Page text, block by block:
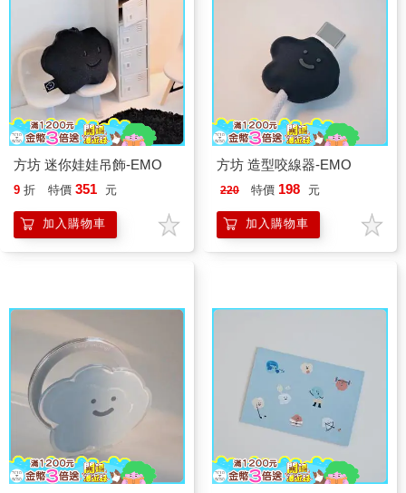
方坊 迷你娃娃吊飾-EMO
9 折 特價 351 元
加入購物車
方坊 造型咬線器-EMO
220 特價 198 元
加入購物車